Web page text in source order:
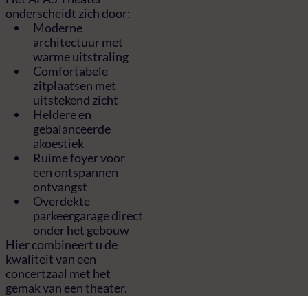
onderscheidt zich door:
Moderne
architectuur met
warme uitstraling
Comfortabele
zitplaatsen met
uitstekend zicht
Heldere en
gebalanceerde
akoestiek
Ruime foyer voor
een ontspannen
ontvangst
Overdekte
parkeergarage direct
onder het gebouw
Hier combineert u de
kwaliteit van een
concertzaal met het
gemak van een theater.